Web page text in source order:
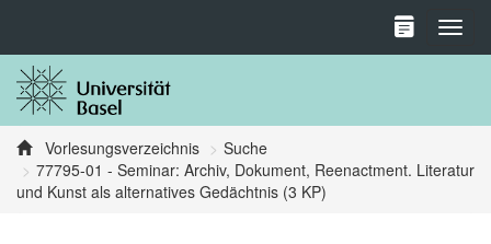
Vorlesungsverzeichnis
Suche
77795-01 - Seminar: Archiv, Dokument, Reenactment. Literatur
und Kunst als alternatives Gedächtnis (3 KP)